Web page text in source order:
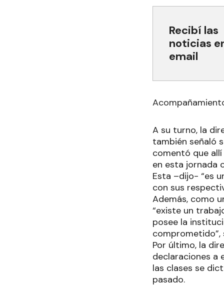
Recibí las
noticias
email
A su turno, la
también señaló
comentó que
en esta jornada
Esta –dijo- “es
con sus
Además, como
“existe un
posee la
comprometido”,
Por último, la
declaraciones a
las clases se
pasado.